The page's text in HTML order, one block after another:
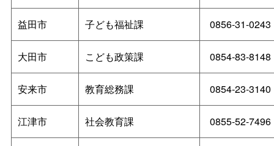
益田市 子ども福祉課 0856-31-0243
大田市 こども政策課 0854-83-8148
安来市 教育総務課 0854-23-3140
江津市 社会教育課 0855-52-7496